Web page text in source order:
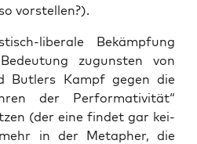
vorstellen?).
libe­ra­le Bekämp­fung
zuguns­ten von
But­lers Kampf gegen die
der Per­for­ma­ti­vi­tät“
(der eine fin­det gar kei­
in der Meta­pher, die